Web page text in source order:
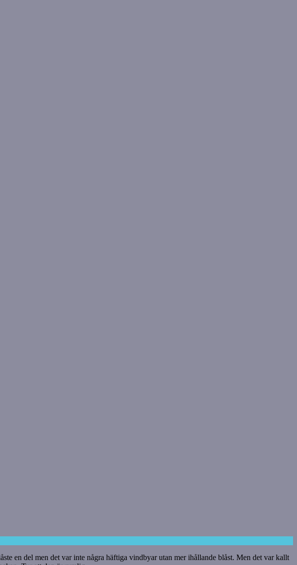
en del men det var inte några häftiga vindbyar utan mer ihållande blåst. Men det var kallt